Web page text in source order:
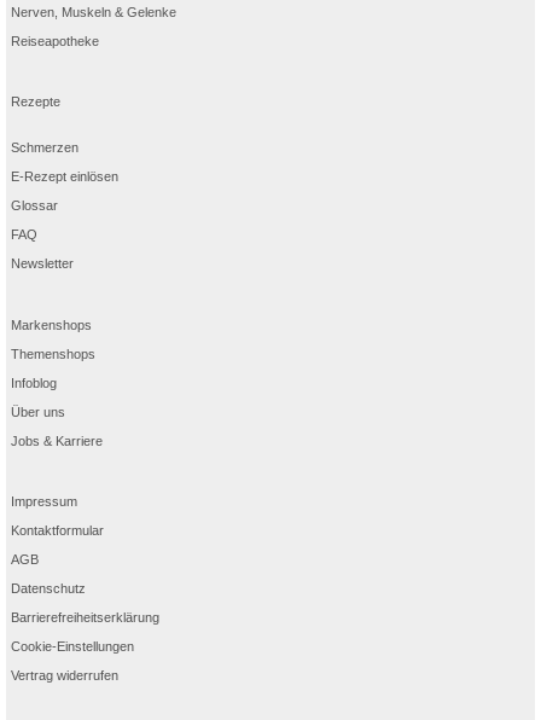
Nerven, Muskeln & Gelenke
Reiseapotheke
Rezepte
Schmerzen
E-Rezept einlösen
Glossar
FAQ
Newsletter
Markenshops
Themenshops
Infoblog
Über uns
Jobs & Karriere
Impressum
Kontaktformular
AGB
Datenschutz
Barrierefreiheitserklärung
Cookie-Einstellungen
Vertrag widerrufen